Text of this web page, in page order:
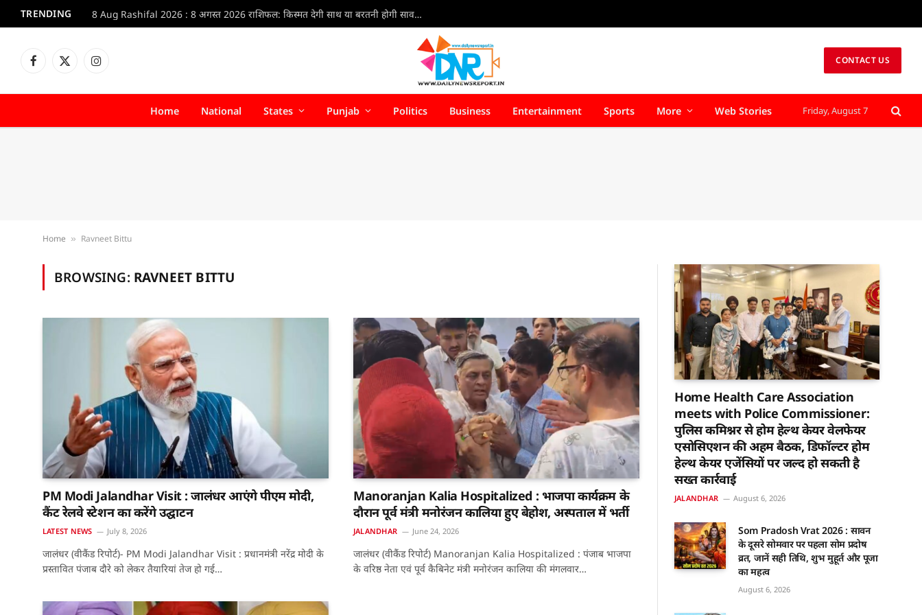
TRENDING 8 Aug Rashifal 2026 : 8 अगस्त 2026 राशिफल: किस्मत देगी साथ या बरतनी होगी सावधानी? जानें सभी 12 राशियों का भविष्यफल
Facebook
X
Instagram CONTACT US
Home National States Punjab Politics Business Entertainment Sports More Web Stories Friday, August 7
Home » Ravneet Bittu
BROWSING: RAVNEET BITTU
PM Modi Jalandhar Visit : जालंधर आएंगे पीएम मोदी,
कैंट रेलवे स्टेशन का करेंगे उद्घाटन
LATEST NEWS July 8, 2026
जालंधर (वीकैंड रिपोर्ट)- PM Modi Jalandhar Visit : प्रधानमंत्री नरेंद्र मोदी के
प्रस्तावित पंजाब दौरे को लेकर तैयारियां तेज हो गई…
Manoranjan Kalia Hospitalized : भाजपा कार्यक्रम के
दौरान पूर्व मंत्री मनोरंजन कालिया हुए बेहोश, अस्पताल में भर्ती
JALANDHAR June 24, 2026
जालंधर (वीकैंड रिपोर्ट) Manoranjan Kalia Hospitalized : पंजाब भाजपा
के वरिष्ठ नेता एवं पूर्व कैबिनेट मंत्री मनोरंजन कालिया की मंगलवार…
Home Health Care Association
meets with Police Commissioner:
पुलिस कमिश्नर से होम हेल्थ केयर वेलफेयर
एसोसिएशन की अहम बैठक, डिफॉल्टर होम
हेल्थ केयर एजेंसियों पर जल्द हो सकती है
सख्त कार्रवाई
JALANDHAR August 6, 2026
Som Pradosh Vrat 2026 : सावन
के दूसरे सोमवार पर पहला सोम प्रदोष
व्रत, जानें सही तिथि, शुभ मुहूर्त और पूजा
का महत्व
August 6, 2026